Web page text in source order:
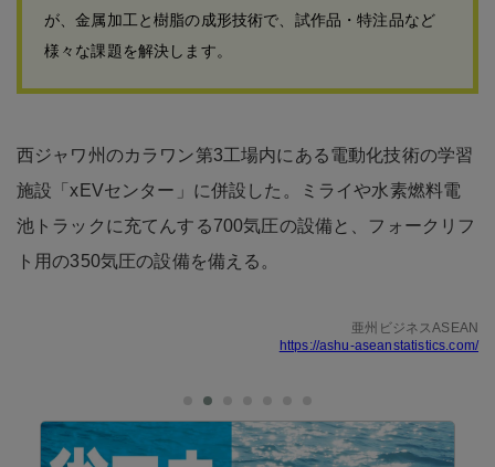
が、金属加工と樹脂の成形技術で、試作品・特注品など
様々な課題を解決します。
西ジャワ州のカラワン第3工場内にある電動化技術の学習
施設「xEVセンター」に併設した。ミライや水素燃料電
池トラックに充てんする700気圧の設備と、フォークリフ
ト用の350気圧の設備を備える。
亜州ビジネスASEAN
https://ashu-aseanstatistics.com/